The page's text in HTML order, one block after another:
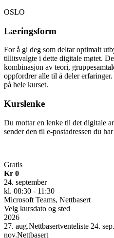
OSLO
Læringsform
For å gi deg som deltar optimalt
tillitsvalgte i dette digitale møtet.
kombinasjon av teori,
oppfordrer alle til å deler
på hele kurset.
Kurslenke
Du mottar en lenke til det digitale
sender den til e-postadressen du
Gratis
Kr 0
24. september
kl. 08:30 - 11:30
Microsoft Teams, Nettbasert
Velg kursdato og sted
2026
27. aug.Nettbasertventeliste 24. sep.
nov.Nettbasert